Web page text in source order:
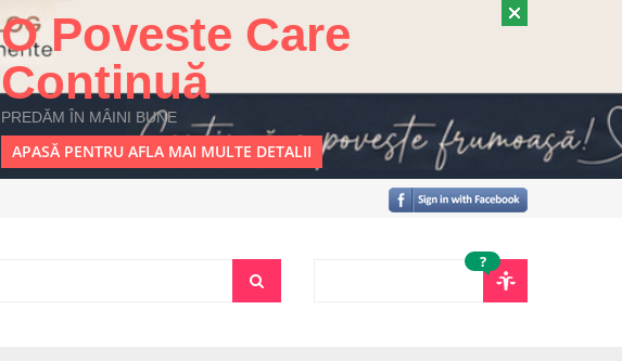
O Poveste Care
Continuă
PREDĂM ÎN MÂINI BUNE
APASĂ PENTRU AFLA MAI MULTE DETALII
?